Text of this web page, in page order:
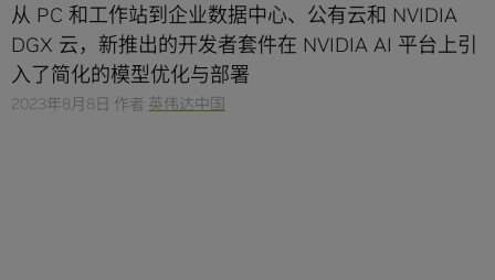
从 PC 和工作站到企业数据中心、公有云和 NVIDIA
DGX 云，新推出的开发者套件在 NVIDIA AI 平台上引
入了简化的模型优化与部署
2023年8月8日 作者 英伟达中国